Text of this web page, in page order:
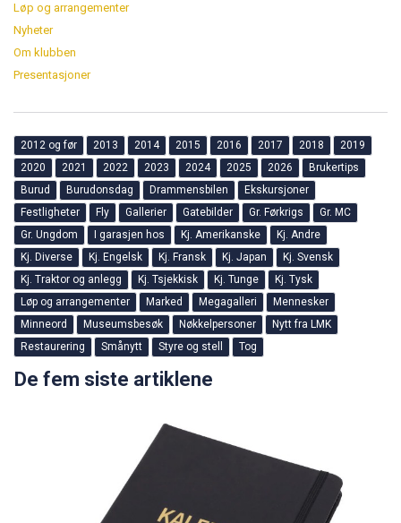
Løp og arrangementer
Nyheter
Om klubben
Presentasjoner
2012 og før 2013 2014 2015 2016 2017 2018
2019
2020
2021 2022 2023 2024 2025 2026
Brukertips
Burud
Burudonsdag Drammensbilen
Ekskursjoner
Festligheter
Fly Gallerier Gatebilder Gr. Førkrigs
Gr. MC
Gr. Ungdom
I garasjen hos Kj. Amerikanske
Kj. Andre
Kj. Diverse
Kj. Engelsk Kj. Fransk Kj. Japan
Kj. Svensk
Kj. Traktor og anlegg
Kj. Tsjekkisk Kj. Tunge
Kj. Tysk
Løp og arrangementer
Marked Megagalleri
Mennesker
Minneord
Museumsbesøk Nøkkelpersoner
Nytt fra LMK
Restaurering
Smånytt Styre og stell Tog
De fem siste artiklene